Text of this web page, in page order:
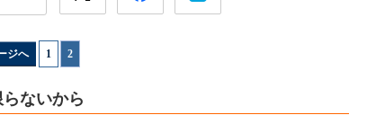
ジへ 1 2
ないから